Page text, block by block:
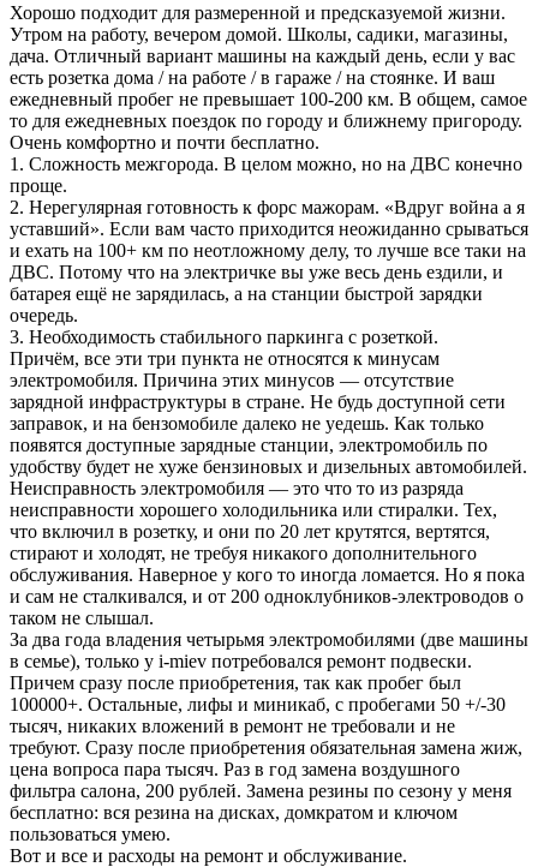
Хорошо подходит для размеренной и предсказуемой жизни.
Утром на работу, вечером домой. Школы, садики, магазины,
дача. Отличный вариант машины на каждый день, если у вас
есть розетка дома / на работе / в гараже / на стоянке. И ваш
ежедневный пробег не превышает 100-200 км. В общем, самое
то для ежедневных поездок по городу и ближнему пригороду.
Очень комфортно и почти бесплатно.
1. Сложность межгорода. В целом можно, но на ДВС конечно
проще.
2. Нерегулярная готовность к форс мажорам. «Вдруг война а я
уставший». Если вам часто приходится неожиданно срываться
и ехать на 100+ км по неотложному делу, то лучше все таки на
ДВС. Потому что на электричке вы уже весь день ездили, и
батарея ещё не зарядилась, а на станции быстрой зарядки
очередь.
3. Необходимость стабильного паркинга с розеткой.
Причём, все эти три пункта не относятся к минусам
электромобиля. Причина этих минусов — отсутствие
зарядной инфраструктуры в стране. Не будь доступной сети
заправок, и на бензомобиле далеко не уедешь. Как только
появятся доступные зарядные станции, электромобиль по
удобству будет не хуже бензиновых и дизельных автомобилей.
Неисправность электромобиля — это что то из разряда
неисправности хорошего холодильника или стиралки. Тех,
что включил в розетку, и они по 20 лет крутятся, вертятся,
стирают и холодят, не требуя никакого дополнительного
обслуживания. Наверное у кого то иногда ломается. Но я пока
и сам не сталкивался, и от 200 одноклубников-электроводов о
таком не слышал.
За два года владения четырьмя электромобилями (две машины
в семье), только у i-miev потребовался ремонт подвески.
Причем сразу после приобретения, так как пробег был
100000+. Остальные, лифы и миникаб, с пробегами 50 +/-30
тысяч, никаких вложений в ремонт не требовали и не
требуют. Сразу после приобретения обязательная замена жиж,
цена вопроса пара тысяч. Раз в год замена воздушного
фильтра салона, 200 рублей. Замена резины по сезону у меня
бесплатно: вся резина на дисках, домкратом и ключом
пользоваться умею.
Вот и все и расходы на ремонт и обслуживание.